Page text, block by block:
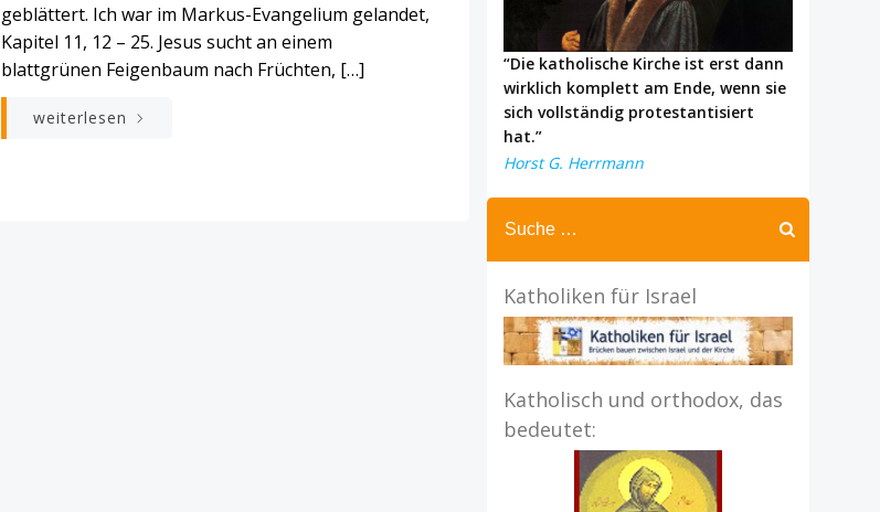
geblättert. Ich war im Markus-Evangelium gelandet,
Kapitel 11, 12 – 25. Jesus sucht an einem
blattgrünen Feigenbaum nach Früchten, […]
weiterlesen
“Die katholische Kirche ist erst dann
wirklich komplett am Ende, wenn sie
sich vollständig protestantisiert
hat.”
Horst G. Herrmann
Katholiken für Israel
Katholisch und orthodox, das
bedeutet: